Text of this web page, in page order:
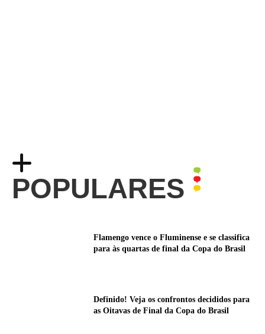
POPULARES
Flamengo vence o Fluminense e se classifica
para às quartas de final da Copa do Brasil
Definido! Veja os confrontos decididos para
as Oitavas de Final da Copa do Brasil